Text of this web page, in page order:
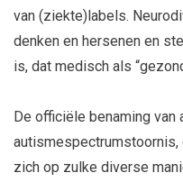
van (ziekte)labels.
denken en hersenen en
is, dat medisch als
De officiële benaming van
autismespectrumstoornis,
zich op zulke diverse